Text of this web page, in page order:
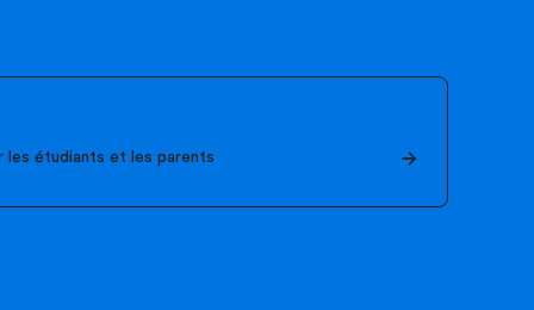
les étudiants et les parents